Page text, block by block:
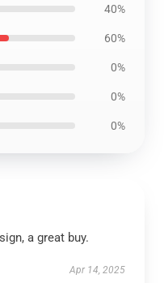
40%
60%
0%
0%
0%
a great buy.
Apr 14, 2025